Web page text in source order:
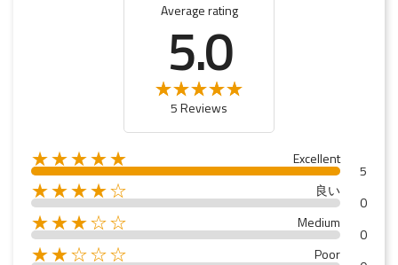
Average rating
5.0
5 Reviews
★★★★★ Excellent
5
★★★★☆ 良い
0
★★★☆☆ Medium
0
★★☆☆☆ Poor